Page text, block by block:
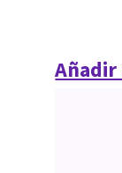
Añadir